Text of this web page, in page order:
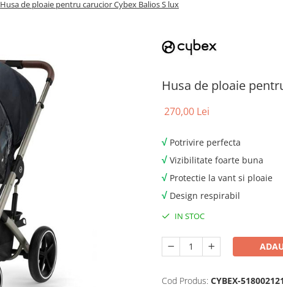
Husa de ploaie pentru carucior Cybex Balios S lux
Husa de ploaie
270,00 Lei
√ Potrivire perfecta
√ Vizibilitate foarte buna
√ Protectie la vant si ploaie
√ Design respirabil
IN STOC
Cod Produs: CYBEX-518002121